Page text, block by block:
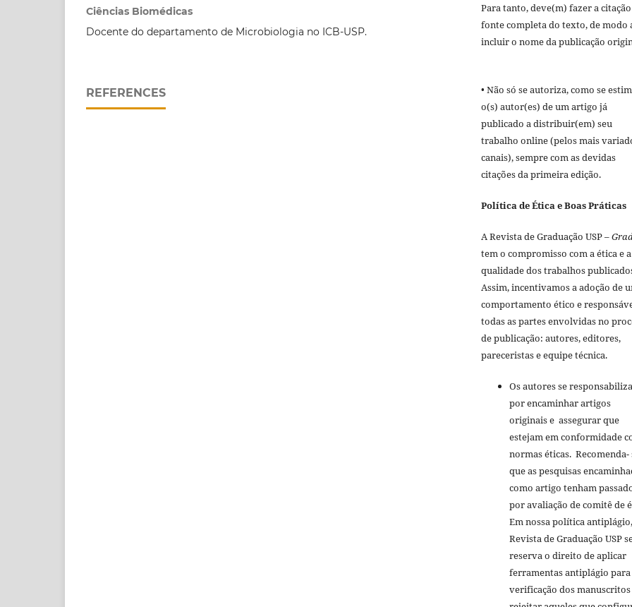
Ciências Biomédicas
Docente do departamento de Microbiologia no ICB-USP.
REFERENCES
Para tanto, deve(m) fazer a
fonte completa do texto, de modo
incluir o nome da publicação
• Não só se autoriza, como se
o(s) autor(es) de um artigo já
publicado a distribuir(em) seu
trabalho online (pelos mais
canais), sempre com as devidas
citações da primeira edição.
Política de Ética e Boas Práticas
A Revista de Graduação USP –
tem o compromisso com a ética e
qualidade dos trabalhos
Assim, incentivamos a adoção de
comportamento ético e
todas as partes envolvidas no
de publicação: autores, editores,
pareceristas e equipe técnica.
Os autores se
por encaminhar artigos
originais e assegurar que
estejam em conformidade
normas éticas. Recomenda-
que as pesquisas
como artigo tenham
por avaliação de comitê de
Em nossa política
Revista de Graduação USP
reserva o direito de aplicar
ferramentas antiplágio para
verificação dos manuscritos